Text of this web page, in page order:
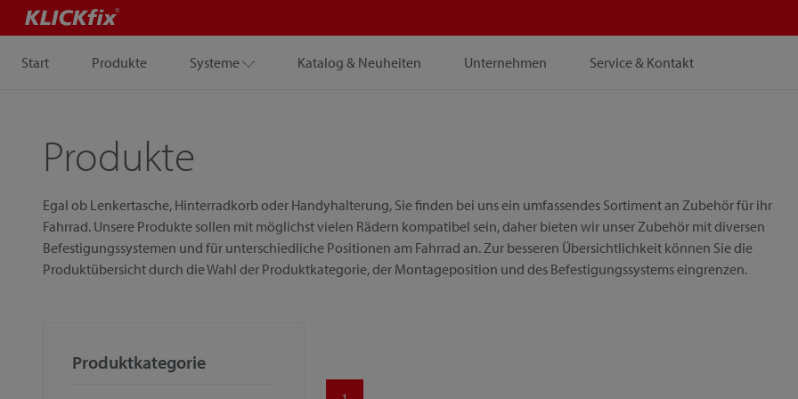
Start Produkte Systeme Katalog & Neuheiten Unternehmen Service & Kontakt
Produkte
Egal ob Lenkertasche, Hinterradkorb oder Handyhalterung, Sie finden bei uns ein umfassendes Sortiment an Zubehör für ihr
Fahrrad. Unsere Produkte sollen mit möglichst vielen Rädern kompatibel sein, daher bieten wir unser Zubehör mit diversen
Befestigungssystemen und für unterschiedliche Positionen am Fahrrad an. Zur besseren Übersichtlichkeit können Sie die
Produktübersicht durch die Wahl der Produktkategorie, der Montageposition und des Befestigungssystems eingrenzen.
Produktkategorie